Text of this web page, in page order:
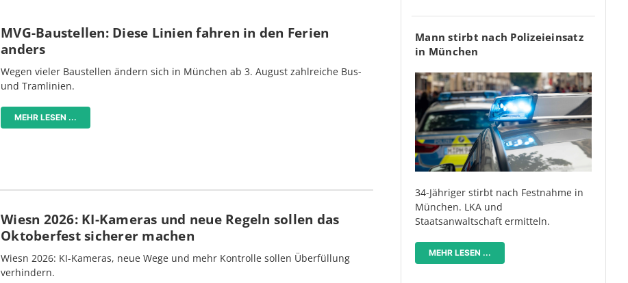
MVG-Baustellen: Diese Linien fahren in den Ferien
anders
Wegen vieler Baustellen ändern sich in München ab 3. August zahlreiche Bus-
und Tramlinien.
MEHR LESEN ...
Wiesn 2026: KI-Kameras und neue Regeln sollen das
Oktoberfest sicherer machen
Wiesn 2026: KI-Kameras, neue Wege und mehr Kontrolle sollen Überfüllung
verhindern.
Mann stirbt nach Polizeieinsatz
in München
34-Jähriger stirbt nach Festnahme in
München. LKA und
Staatsanwaltschaft ermitteln.
MEHR LESEN ...